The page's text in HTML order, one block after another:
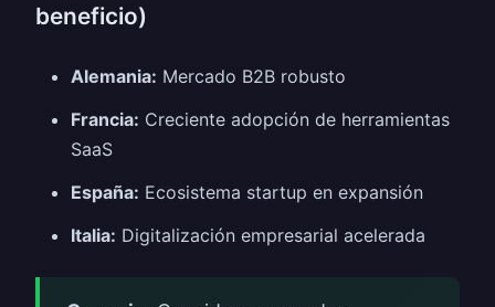
beneficio)
Alemania: Mercado B2B robusto
Francia: Creciente adopción de herramientas
SaaS
España: Ecosistema startup en expansión
Italia: Digitalización empresarial acelerada